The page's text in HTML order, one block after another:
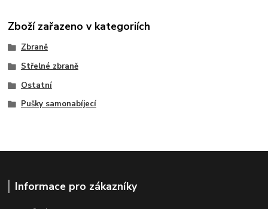
Zboží zařazeno v kategoriích
Zbraně
Střelné zbraně
Ostatní
Pušky samonabíjecí
Informace pro zákazníky